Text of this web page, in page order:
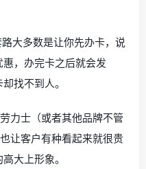
大多数是让你先办卡，说
，办完卡之后就会发
找不到人。
力士（或者其他品牌不管
让客户有种看起来就很贵
大上形象。